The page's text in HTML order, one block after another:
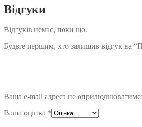
Відгуки
Відгуків немає, поки що.
Будьте першим, хто залишив відгук на
Ваша e-mail адреса не
Ваша оцінка *